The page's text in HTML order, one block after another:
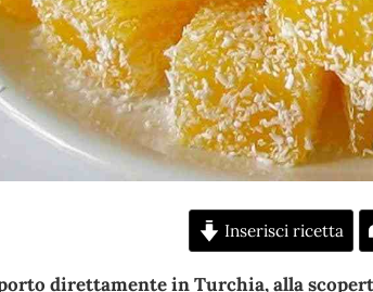
Inserisci ricetta
direttamente in Turchia, alla